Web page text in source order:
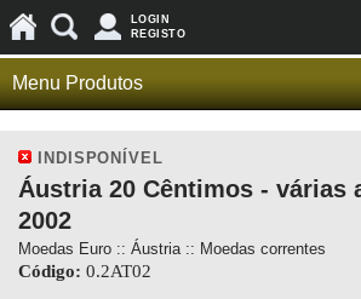
LOGIN
REGISTO
Menu Produtos
INDISPONÍVEL
Áustria 20 Cêntimos - várias
2002
Moedas Euro :: Áustria :: Moedas correntes
Código: 0.2AT02